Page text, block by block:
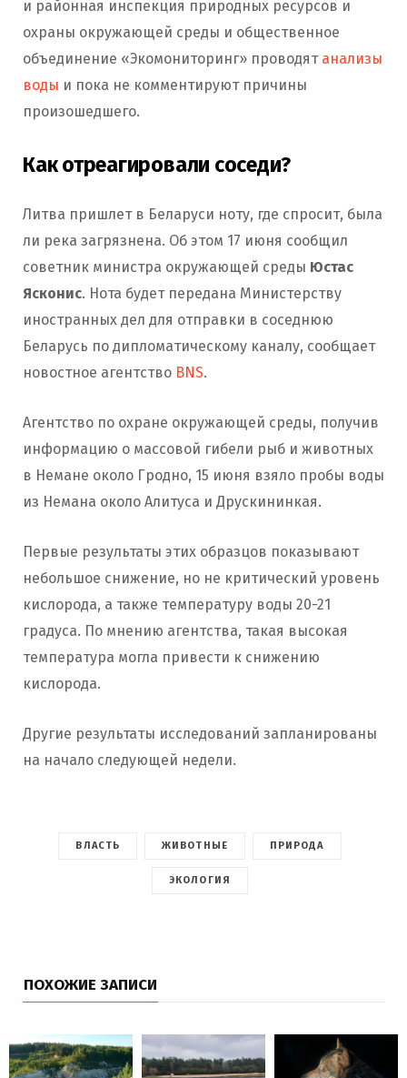
и районная инспекция природных ресурсов и
охраны окружающей среды и общественное
объединение «Экомониторинг» проводят анализы
воды и пока не комментируют причины
произошедшего.
Как отреагировали соседи?
Литва пришлет в Беларуси ноту, где спросит, была
ли река загрязнена. Об этом 17 июня сообщил
советник министра окружающей среды Юстас
Ясконис. Нота будет передана Министерству
иностранных дел для отправки в соседнюю
Беларусь по дипломатическому каналу, сообщает
новостное агентство BNS.
Агентство по охране окружающей среды, получив
информацию о массовой гибели рыб и животных
в Немане около Гродно, 15 июня взяло пробы воды
из Немана около Алитуса и Друскининкая.
Первые результаты этих образцов показывают
небольшое снижение, но не критический уровень
кислорода, а также температуру воды 20-21
градуса. По мнению агентства, такая высокая
температура могла привести к снижению
кислорода.
Другие результаты исследований запланированы
на начало следующей недели.
ВЛАСТЬ ЖИВОТНЫЕ ПРИРОДА
ЭКОЛОГИЯ
ПОХОЖИЕ ЗАПИСИ